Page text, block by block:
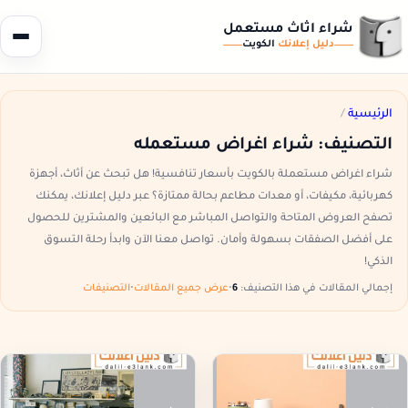
شراء اثاث مستعمل
دليل إعلانك الكويت
الرئيسية /
التصنيف: شراء اغراض مستعمله
شراء اغراض مستعملة بالكويت بأسعار تنافسية! هل تبحث عن أثاث، أجهزة
كهربائية، مكيفات، أو معدات مطاعم بحالة ممتازة؟ عبر دليل إعلانك، يمكنك
تصفح العروض المتاحة والتواصل المباشر مع البائعين والمشترين للحصول
على أفضل الصفقات بسهولة وأمان. تواصل معنا الآن وابدأ رحلة التسوق
الذكي!
إجمالي المقالات في هذا التصنيف: •عرض جميع المقالات•التصنيفات